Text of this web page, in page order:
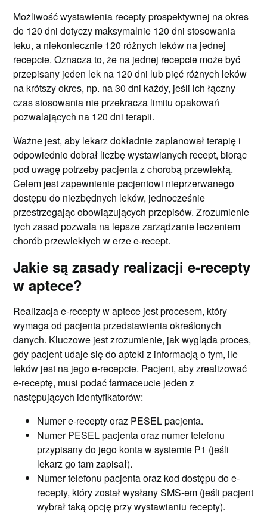
Możliwość wystawienia recepty prospektywnej na okres
do 120 dni dotyczy maksymalnie 120 dni stosowania
leku, a niekoniecznie 120 różnych leków na jednej
recepcie. Oznacza to, że na jednej recepcie może być
przepisany jeden lek na 120 dni lub pięć różnych leków
na krótszy okres, np. na 30 dni każdy, jeśli ich łączny
czas stosowania nie przekracza limitu opakowań
pozwalających na 120 dni terapii.
Ważne jest, aby lekarz dokładnie zaplanował terapię i
odpowiednio dobrał liczbę wystawianych recept, biorąc
pod uwagę potrzeby pacjenta z chorobą przewlekłą.
Celem jest zapewnienie pacjentowi nieprzerwanego
dostępu do niezbędnych leków, jednocześnie
przestrzegając obowiązujących przepisów. Zrozumienie
tych zasad pozwala na lepsze zarządzanie leczeniem
chorób przewlekłych w erze e-recept.
Jakie są zasady realizacji e-recepty
w aptece?
Realizacja e-recepty w aptece jest procesem, który
wymaga od pacjenta przedstawienia określonych
danych. Kluczowe jest zrozumienie, jak wygląda proces,
gdy pacjent udaje się do apteki z informacją o tym, ile
leków jest na jego e-recepcie. Pacjent, aby zrealizować
e-receptę, musi podać farmaceucie jeden z
następujących identyfikatorów:
Numer e-recepty oraz PESEL pacjenta.
Numer PESEL pacjenta oraz numer telefonu
przypisany do jego konta w systemie P1 (jeśli
lekarz go tam zapisał).
Numer telefonu pacjenta oraz kod dostępu do e-
recepty, który został wysłany SMS-em (jeśli pacjent
wybrał taką opcję przy wystawianiu recepty).